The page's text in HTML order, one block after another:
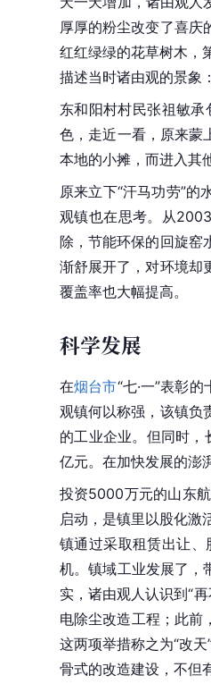
厚厚的粉尘改变了喜庆
红红绿绿的花草树木，
描述当时诸由观的景象
东和阳村村民张祖敏
色，走近一看，原来蒙
本地的小摊，而进入其
原来立下“汗马功劳”
观镇也在思考。从
除，节能环保的回旋窑
渐舒展开了，对环境却
覆盖率也大幅提高。
科学发展
在烟台市“七·一”表彰
观镇何以称强，该镇负
的工业企业。但同时，
亿元。在加快发展的澎
投资5000万元的山东
启动，是镇里以股化激
镇通过采取租赁出让
机。镇域工业发展了，
实，诸由观人认识到“
电除尘改造工程；此前
这两项举措称之为“改
骨式的改造建设，不但